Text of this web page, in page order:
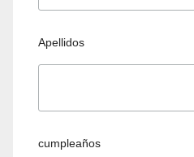
Apellidos
cumpleaños